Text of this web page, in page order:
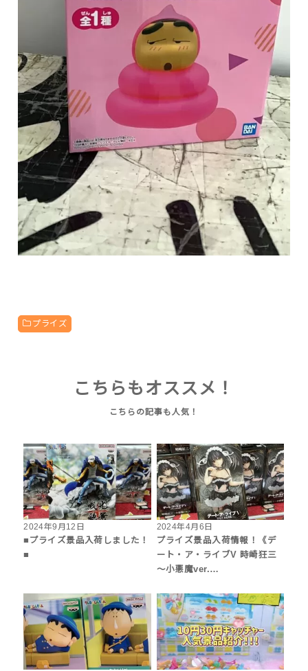
プライズ
こちらもオススメ！
2024年9月12日
■プライズ景品入荷しました！
■
2024年4月6日
プライズ景品入荷情報！《デ
ート・ア・ライブV 時崎狂三
〜小悪魔ver.…